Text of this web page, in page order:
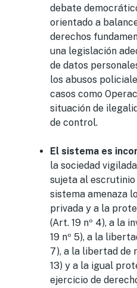
debate
orientado a
derechos
una legislación
de datos
los abusos
casos como
situación de
de control.
El sistema es
la sociedad
sujeta al
sistema amenaza
privada y a la
(Art. 19 nº 4), a la
19 nº 5), a la
7), a la libertad de
13) y a la igual
ejercicio de